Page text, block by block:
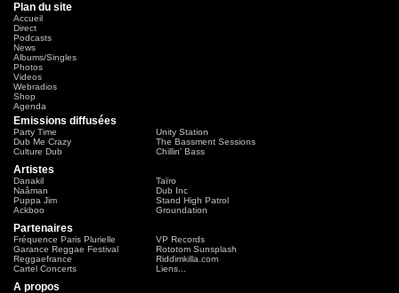
Plan du site
Accueil
Direct
Podcasts
News
Albums/Singles
Photos
Videos
Webradios
Shop
Agenda
Emissions diffusées
Party Time
Unity Station
Dub Me Crazy
The Bassment Sessions
Culture Dub
Chillin' Bass
Artistes
Danakil
Taïro
Naâman
Dub Inc
Puppa Jim
Stand High Patrol
Ackboo
Groundation
Partenaires
Fréquence Paris Plurielle
VP Records
Garance Reggae Festival
Rototom Sunsplash
Reggaefrance
Riddimkilla.com
Cartel Concerts
Liens...
A propos